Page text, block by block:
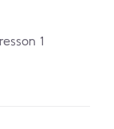
1